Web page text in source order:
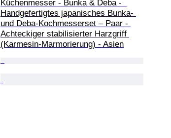
Küchenmesser - Bunka & Deba -
Handgefertigtes japanisches Bunka-
und Deba-Kochmesserset – Paar -
Achteckiger stabilisierter Harzgriff
(Karmesin-Marmorierung) - Asien